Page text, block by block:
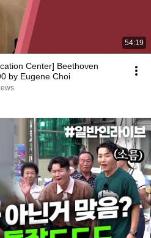
54:19
Center] Beethoven
by Eugene Choi